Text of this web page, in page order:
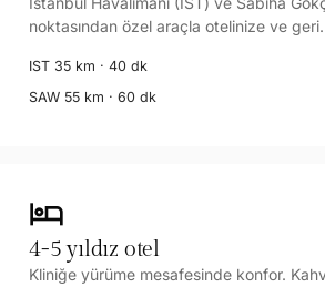
noktasından özel araçla otelinize ve geri.
IST 35 km · 40 dk
SAW 55 km · 60 dk
hotel
4-5 yıldız otel
Kliniğe yürüme mesafesinde konfor.